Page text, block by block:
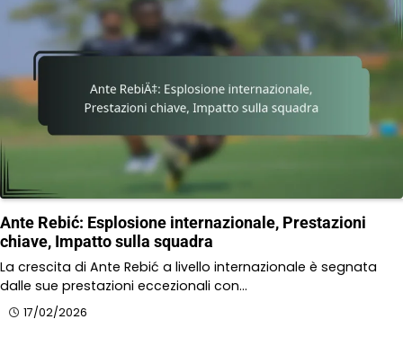
Ante Rebić: Esplosione internazionale, Prestazioni
chiave, Impatto sulla squadra
La crescita di Ante Rebić a livello internazionale è segnata
dalle sue prestazioni eccezionali con…
17/02/2026